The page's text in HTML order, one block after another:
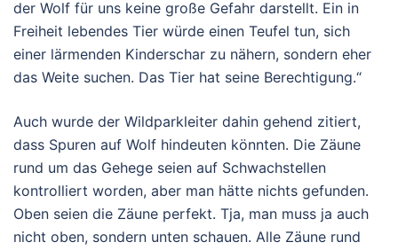
der Wolf für uns keine große Gefahr darstellt. Ein in
Freiheit lebendes Tier würde einen Teufel tun, sich
einer lärmenden Kinderschar zu nähern, sondern eher
das Weite suchen. Das Tier hat seine Berechtigung.“
Auch wurde der Wildparkleiter dahin gehend zitiert,
dass Spuren auf Wolf hindeuten könnten. Die Zäune
rund um das Gehege seien auf Schwachstellen
kontrolliert worden, aber man hätte nichts gefunden.
Oben seien die Zäune perfekt. Tja, man muss ja auch
nicht oben, sondern unten schauen. Alle Zäune rund